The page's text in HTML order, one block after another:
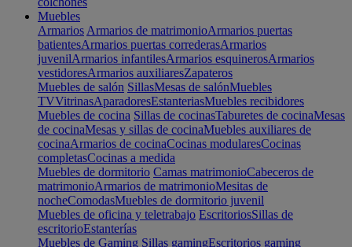
Muebles
Armarios Armarios de matrimonioArmarios puertas
batientesArmarios puertas correderasArmarios
juvenilArmarios infantilesArmarios esquinerosArmarios
vestidoresArmarios auxiliaresZapateros
Muebles de salón SillasMesas de salónMuebles
TVVitrinasAparadoresEstanteriasMuebles recibidores
Muebles de cocina Sillas de cocinasTaburetes de cocinaMesas
de cocinaMesas y sillas de cocinaMuebles auxiliares de
cocinaArmarios de cocinaCocinas modularesCocinas
completasCocinas a medida
Muebles de dormitorio Camas matrimonioCabeceros de
matrimonioArmarios de matrimonioMesitas de
nocheComodasMuebles de dormitorio juvenil
Muebles de oficina y teletrabajo EscritoriosSillas de
escritorioEstanterías
Muebles de Gaming Sillas gamingEscritorios gaming